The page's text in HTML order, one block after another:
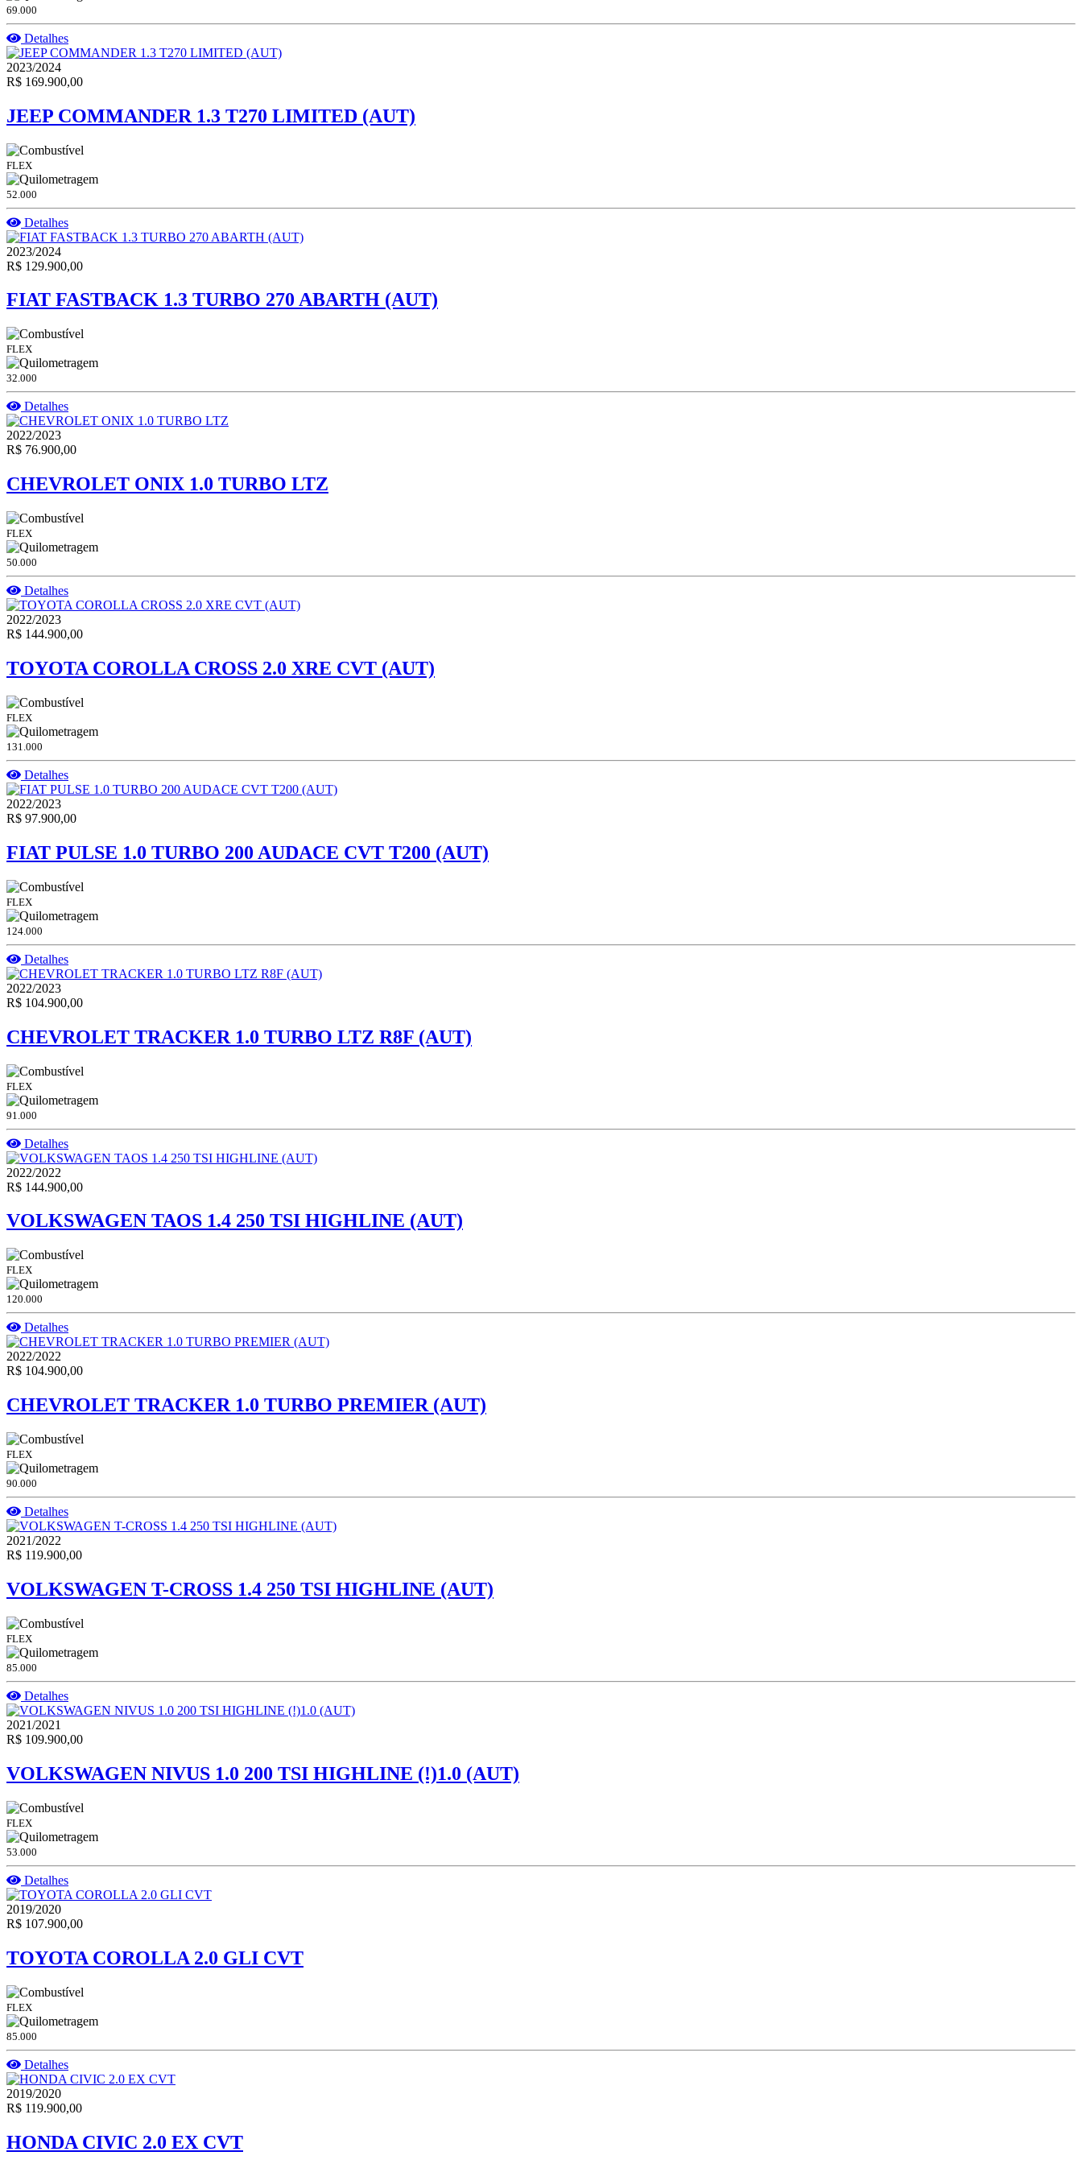
69.000
Detalhes
2023/2024
R$ 169.900,00
JEEP COMMANDER 1.3 T270 LIMITED (AUT)
FLEX
52.000
Detalhes
2023/2024
R$ 129.900,00
FIAT FASTBACK 1.3 TURBO 270 ABARTH (AUT)
FLEX
32.000
Detalhes
2022/2023
R$ 76.900,00
CHEVROLET ONIX 1.0 TURBO LTZ
FLEX
50.000
Detalhes
2022/2023
R$ 144.900,00
TOYOTA COROLLA CROSS 2.0 XRE CVT (AUT)
FLEX
131.000
Detalhes
2022/2023
R$ 97.900,00
FIAT PULSE 1.0 TURBO 200 AUDACE CVT T200 (AUT)
FLEX
124.000
Detalhes
2022/2023
R$ 104.900,00
CHEVROLET TRACKER 1.0 TURBO LTZ R8F (AUT)
FLEX
91.000
Detalhes
2022/2022
R$ 144.900,00
VOLKSWAGEN TAOS 1.4 250 TSI HIGHLINE (AUT)
FLEX
120.000
Detalhes
2022/2022
R$ 104.900,00
CHEVROLET TRACKER 1.0 TURBO PREMIER (AUT)
FLEX
90.000
Detalhes
2021/2022
R$ 119.900,00
VOLKSWAGEN T-CROSS 1.4 250 TSI HIGHLINE (AUT)
FLEX
85.000
Detalhes
2021/2021
R$ 109.900,00
VOLKSWAGEN NIVUS 1.0 200 TSI HIGHLINE (!)1.0 (AUT)
FLEX
53.000
Detalhes
2019/2020
R$ 107.900,00
TOYOTA COROLLA 2.0 GLI CVT
FLEX
85.000
Detalhes
2019/2020
R$ 119.900,00
HONDA CIVIC 2.0 EX CVT